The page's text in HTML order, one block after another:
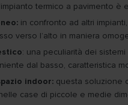
termico a pavimento
in confronto ad altri
verso l’alto in maniera
: una peculiarità dei
dal basso, caratteristica
indoor: questa soluzione
case di piccole e medie